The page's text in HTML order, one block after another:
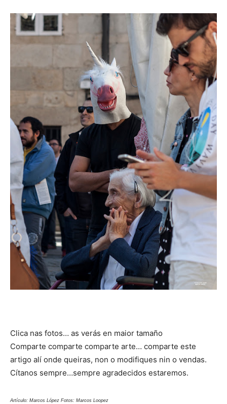
Clica nas fotos… as verás en maior tamaño
Comparte comparte comparte arte… comparte este
artigo alí onde queiras, non o modifiques nin o vendas.
Cítanos sempre…sempre agradecidos estaremos.
Artículo: Marcos López Fotos: Marcos Loopez